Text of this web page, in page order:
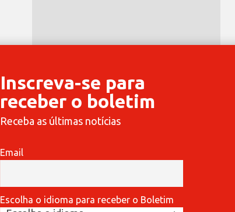
Inscreva-se para
receber o boletim
Receba as últimas notícias
Email
Escolha o idioma para receber o Boletim